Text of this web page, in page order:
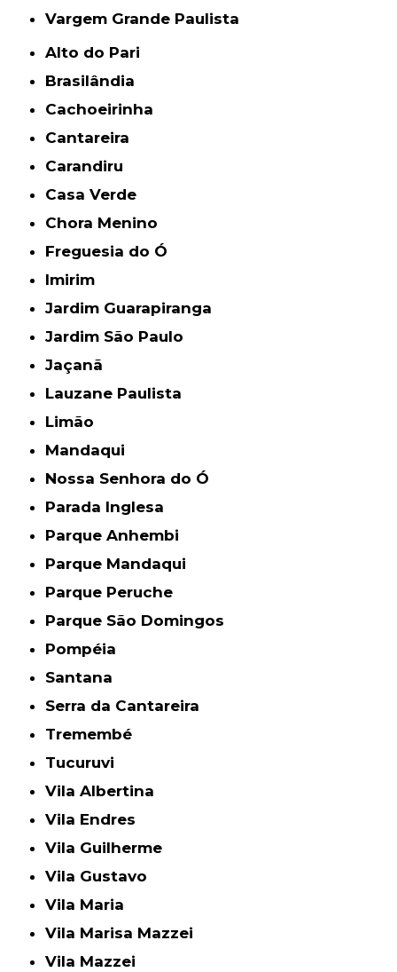
Vargem Grande Paulista
Alto do Pari
Brasilândia
Cachoeirinha
Cantareira
Carandiru
Casa Verde
Chora Menino
Freguesia do Ó
Imirim
Jardim Guarapiranga
Jardim São Paulo
Jaçanã
Lauzane Paulista
Limão
Mandaqui
Nossa Senhora do Ó
Parada Inglesa
Parque Anhembi
Parque Mandaqui
Parque Peruche
Parque São Domingos
Pompéia
Santana
Serra da Cantareira
Tremembé
Tucuruvi
Vila Albertina
Vila Endres
Vila Guilherme
Vila Gustavo
Vila Maria
Vila Marisa Mazzei
Vila Mazzei